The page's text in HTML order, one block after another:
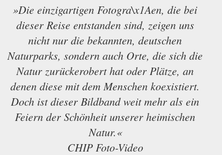
»Die einzigartigen Fotogra\x1Aen, die bei
dieser Reise entstanden sind, zeigen uns
nicht nur die bekannten, deutschen
Naturparks, sondern auch Orte, die sich die
Natur zurückerobert hat oder Plätze, an
denen diese mit dem Menschen koexistiert.
Doch ist dieser Bildband weit mehr als ein
Feiern der Schönheit unserer heimischen
Natur.«
CHIP Foto-Video